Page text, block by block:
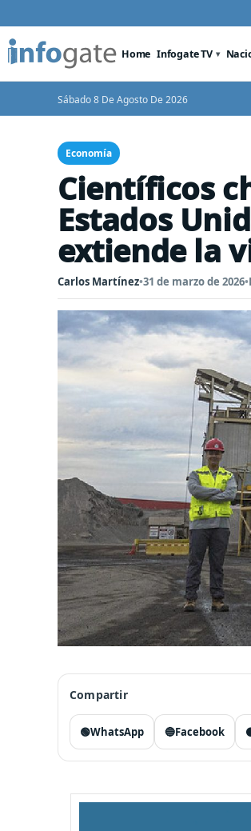
Home Infogate TV
Sábado 8 De Agosto De 2026
Economía
Científicos
Estados
extiende la
Carlos Martínez•31 de marzo de 2026•
Compartir
🟢WhatsApp 🔵Facebook